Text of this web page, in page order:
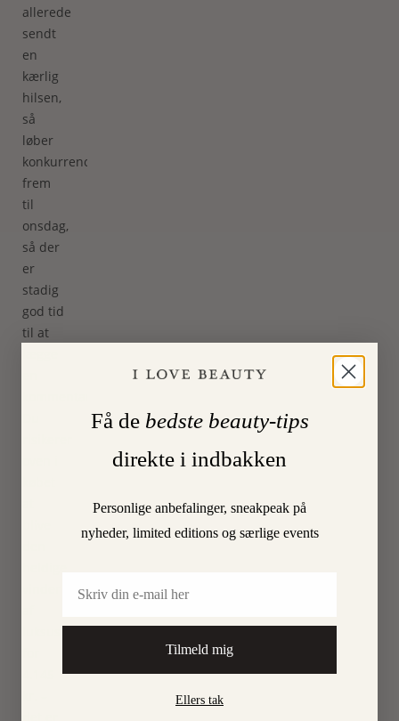
allerede
sendt
en
kærlig
hilsen,
så
løber
konkurrencen
frem
til
onsdag,
så der
er
stadig
god tid
til at
luksushudpleje
Få de bedste beauty-tips
direkte i indbakken
Personlige anbefalinger, sneakpeak på
nyheder, limited editions og særlige events
Tilmeld mig
Ellers tak